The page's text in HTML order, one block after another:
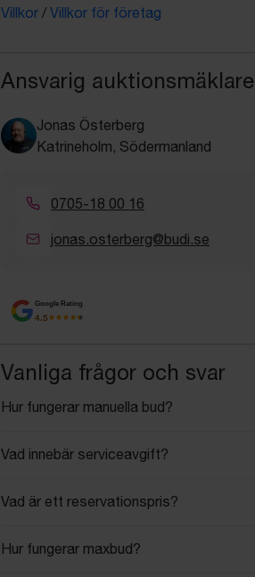
Villkor / Villkor för företag
Ansvarig auktionsmäklare
Jonas Österberg
Katrineholm, Södermanland
0705-18 00 16
jonas.osterberg@budi.se
Google Rating
4.5
Vanliga frågor och svar
Hur fungerar manuella bud?
Vad innebär serviceavgift?
Vad är ett reservationspris?
Hur fungerar maxbud?